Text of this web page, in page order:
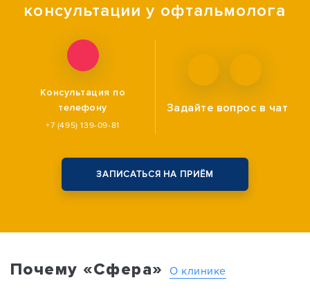
консультации у офтальмолога
Консультация по
телефону
+7 (495) 139-09-81
Задайте вопрос в чат
ЗАПИСАТЬСЯ НА ПРИЁМ
Почему «Сфера» О клинике